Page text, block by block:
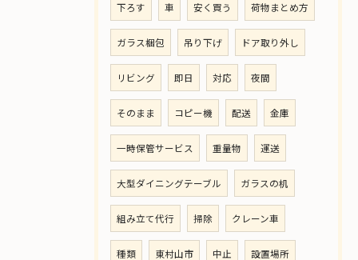
下ろす 車 安く買う 荷物まとめ方
ガラス梱包 吊り下げ ドア取り外し
リビング 即日 対応 夜間
そのまま コピー機 配送 金庫
一時保管サービス 重量物 運送
大型ダイニングテーブル ガラスの机
組み立て代行 掃除 クレーン車
種類 東村山市 中止 設置場所